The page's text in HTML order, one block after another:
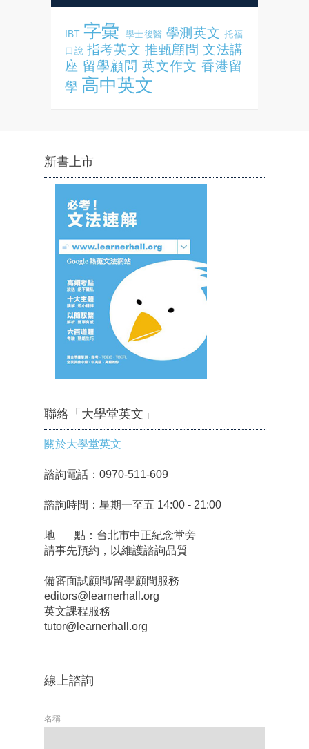
IBT 字彙 學士後醫 學測英文 托福
口說 指考英文 推甄顧問 文法講
座 留學顧問 英文作文 香港留
學 高中英文
新書上市
聯絡「大學堂英文」
關於大學堂英文
諮詢電話：0970-511-609
諮詢時間：星期一至五 14:00 - 21:00
地 點：台北市中正紀念堂旁
請事先預約，以維護諮詢品質
備審面試顧問/留學顧問服務
editors@learnerhall.org
英文課程服務
tutor@learnerhall.org
線上諮詢
名稱